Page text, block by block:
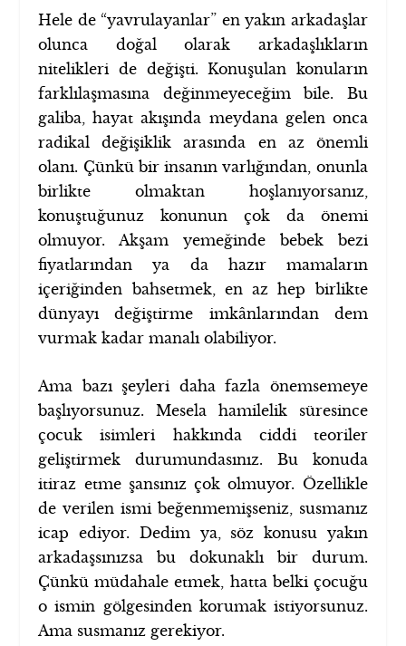
Hele de “yavrulayanlar” en yakın arkadaşlar
olunca doğal olarak arkadaşlıkların
nitelikleri de değişti. Konuşulan konuların
farklılaşmasına değinmeyeceğim bile. Bu
galiba, hayat akışında meydana gelen onca
radikal değişiklik arasında en az önemli
olanı. Çünkü bir insanın varlığından, onunla
birlikte olmaktan hoşlanıyorsanız,
konuştuğunuz konunun çok da önemi
olmuyor. Akşam yemeğinde bebek bezi
fiyatlarından ya da hazır mamaların
içeriğinden bahsetmek, en az hep birlikte
dünyayı değiştirme imkânlarından dem
vurmak kadar manalı olabiliyor.
Ama bazı şeyleri daha fazla önemsemeye
başlıyorsunuz. Mesela hamilelik süresince
çocuk isimleri hakkında ciddi teoriler
geliştirmek durumundasınız. Bu konuda
itiraz etme şansınız çok olmuyor. Özellikle
de verilen ismi beğenmemişseniz, susmanız
icap ediyor. Dedim ya, söz konusu yakın
arkadaşsınızsa bu dokunaklı bir durum.
Çünkü müdahale etmek, hatta belki çocuğu
o ismin gölgesinden korumak istiyorsunuz.
Ama susmanız gerekiyor.